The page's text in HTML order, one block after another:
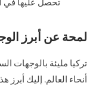
لمحة عن أبرز
تركيا مليئة بالوجهات
أنحاء العالم. إليك أبرز